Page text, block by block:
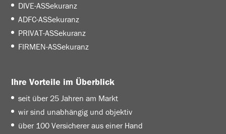
DIVE-ASSekuranz
ADFC-ASSekuranz
PRIVAT-ASSekuranz
FIRMEN-ASSekuranz
Ihre Vorteile im Überblick
seit über 25 Jahren am Markt
wir sind unabhängig und objektiv
über 100 Versicherer aus einer Hand